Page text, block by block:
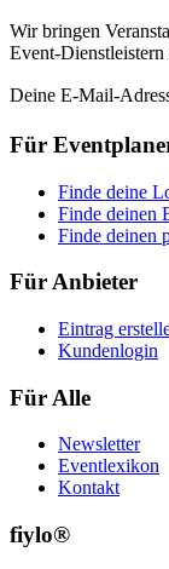
Wir bringen
Event-
Deine E-Mail-
Für
Finde deine
Finde deinen
Finde deinen
Für Anbieter
Eintrag
Kundenlogin
Für Alle
Newsletter
Eventlexikon
Kontakt
fiylo®